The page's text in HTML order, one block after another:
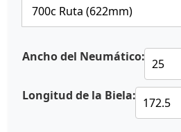
Ancho del Neumático:
Longitud de la Biela: